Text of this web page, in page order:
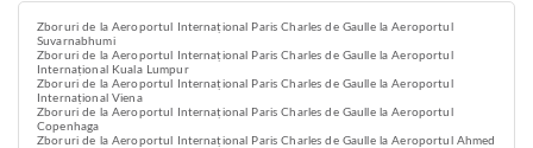
Zboruri de la Aeroportul Internațional Paris Charles de Gaulle la Aeroportul
Suvarnabhumi
Zboruri de la Aeroportul Internațional Paris Charles de Gaulle la Aeroportul
Internațional Kuala Lumpur
Zboruri de la Aeroportul Internațional Paris Charles de Gaulle la Aeroportul
Internațional Viena
Zboruri de la Aeroportul Internațional Paris Charles de Gaulle la Aeroportul
Copenhaga
Zboruri de la Aeroportul Internațional Paris Charles de Gaulle la Aeroportul Ahmed